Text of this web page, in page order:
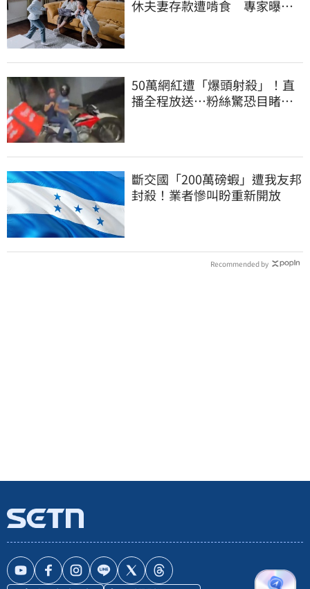
休夫妻存款遭啃食 專家曝這
50萬網紅遭「爆頭射殺」！直
播全程放送…粉絲驚恐目睹慘
斷交國「200萬磅蝦」遭我友邦
封殺！業者慘叫盼重新開放
Recommended by